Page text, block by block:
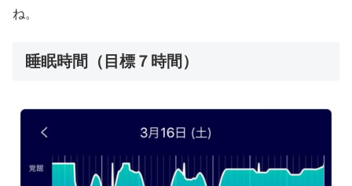
ね。
睡眠時間（目標７時間）